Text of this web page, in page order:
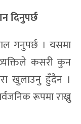
दिनुपर्छ
गनुपर्छ । यसमा
कसरी कुन
खुलाउनु हुँदैन ।
रूपमा राख्नु